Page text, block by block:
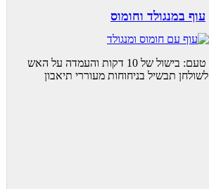
עוף במנגולד וחומוס
מעט עבודה והרבה טעם: בישול של 10 דקות והעמדה על האש
תבשיל בניחוחות מעוררי תיאבון